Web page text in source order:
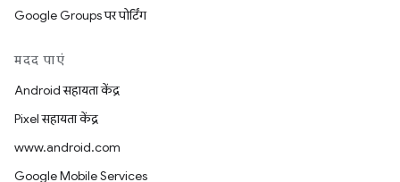
Google Groups पर पोर्टिंग
मदद पाएं
Android सहायता केंद्र
Pixel सहायता केंद्र
www.android.com
Google Mobile Services